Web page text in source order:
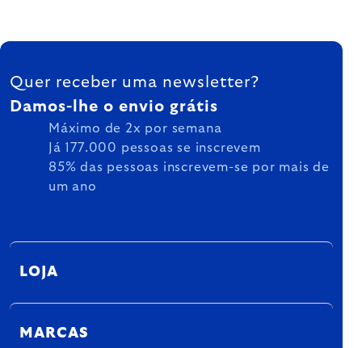
FOOTER
Quer receber uma newsletter?
Damos-lhe o envio grátis
Máximo de 2x por semana
Já 177.000 pessoas se inscrevem
85% das pessoas inscrevem-se por mais de
um ano
LOJA
MARCAS